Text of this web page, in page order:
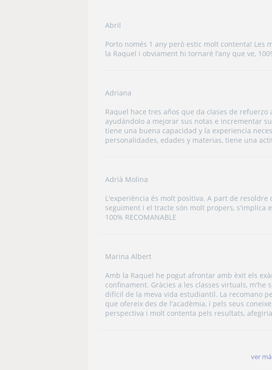
Abril
Porto només 1 any però estic molt contenta! Les
la Raquel i obviament hi tornaré l’any que ve,
Adriana
Raquel hace tres años que da clases de
ayudándolo a mejorar sus notas e incrementar
tiene una buena capacidad y la experiencia
personalidades, edades y materias, tiene una
Adrià Molina
L'experiència és molt positiva. A part de
seguiment i el tracte són molt propers, s'implica
100% RECOMANABLE
Marina Albert
Amb la Raquel he pogut afrontar amb èxit els
confinament. Gràcies a les classes virtuals,
difícil de la meva vida estudiantil. La recomano
que ofereix des de l'acadèmia, i pels seus
perspectiva i molt contenta pels resultats,
ver